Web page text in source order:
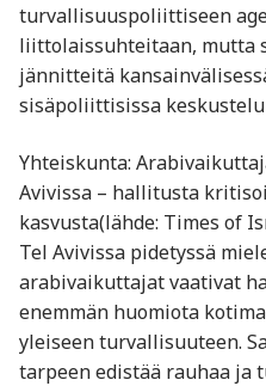
turvallisuuspoliittiseen
liittolaissuhteitaan, mutta
jännitteitä
sisäpoliittisissa
Yhteiskunta:
Avivissa – hallitusta
kasvusta(lähde: Times of
Tel Avivissa pidetyssä
arabivaikuttajat vaativat
enemmän huomiota
yleiseen turvallisuuteen.
tarpeen edistää rauhaa ja